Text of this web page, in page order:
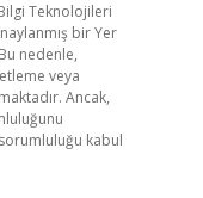
Teknolojileri
bir Yer
nedenle,
veya
Ancak,
kabul